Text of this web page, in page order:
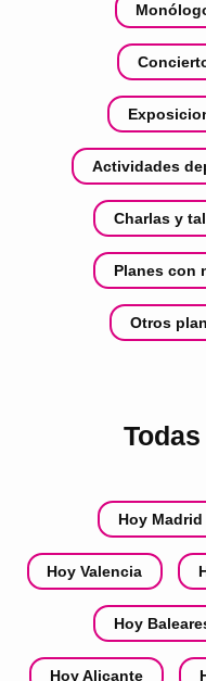
Actividades
Charlas y
Planes con
Otros
Hoy Madrid
Hoy Valencia
Hoy
Hoy Alicante